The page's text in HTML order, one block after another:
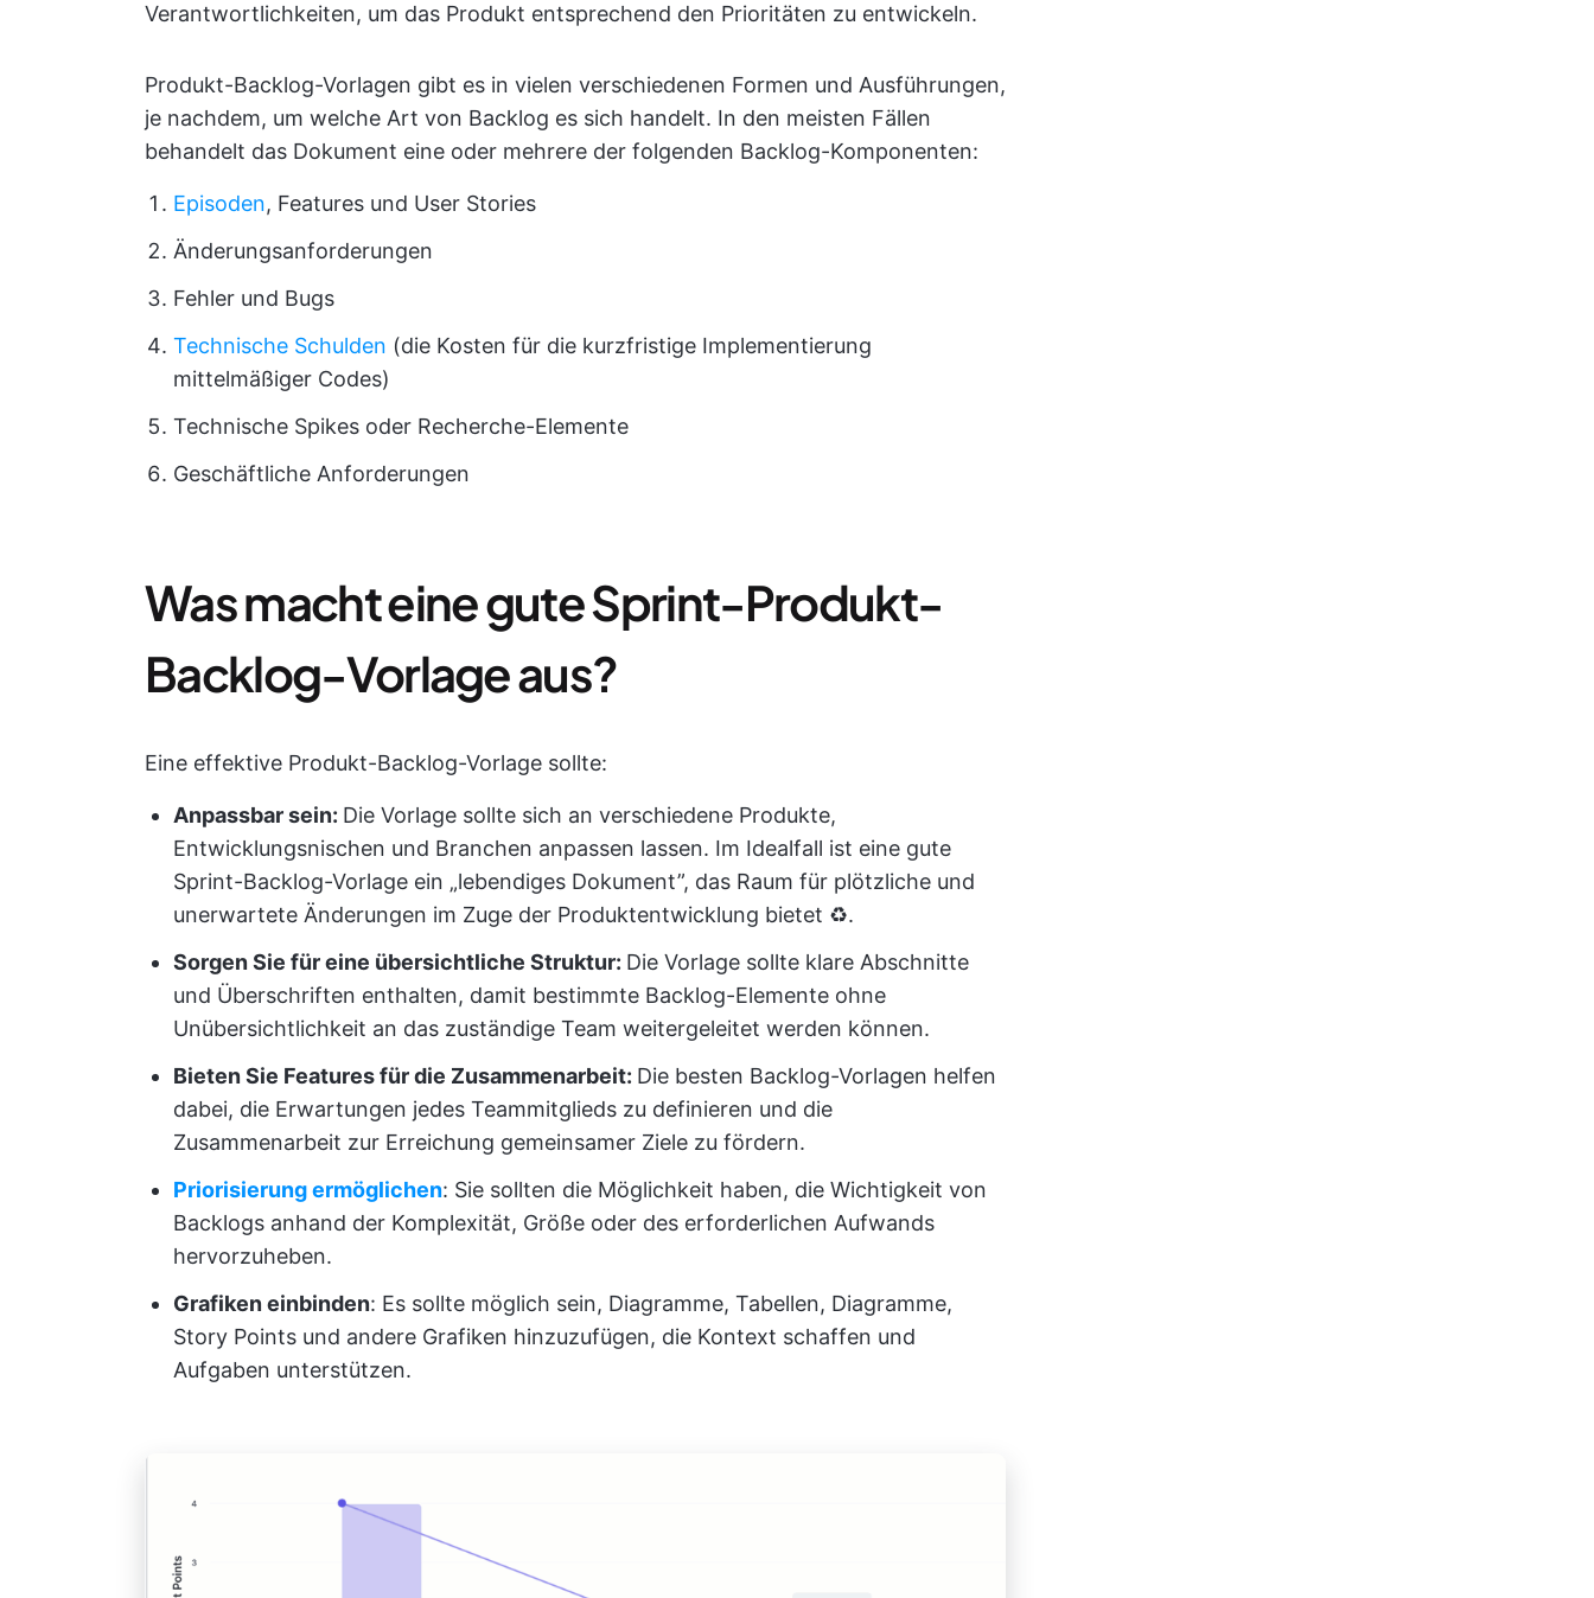
Verantwortlichkeiten, um das Produkt entsprechend den Prioritäten zu entwickeln.
Produkt-Backlog-Vorlagen gibt es in vielen verschiedenen Formen und Ausführungen,
je nachdem, um welche Art von Backlog es sich handelt. In den meisten Fällen
behandelt das Dokument eine oder mehrere der folgenden Backlog-Komponenten:
Episoden, Features und User Stories
Änderungsanforderungen
Fehler und Bugs
Technische Schulden (die Kosten für die kurzfristige Implementierung
mittelmäßiger Codes)
Technische Spikes oder Recherche-Elemente
Geschäftliche Anforderungen
Was macht eine gute Sprint-Produkt-
Backlog-Vorlage aus?
Eine effektive Produkt-Backlog-Vorlage sollte:
Anpassbar sein: Die Vorlage sollte sich an verschiedene Produkte,
Entwicklungsnischen und Branchen anpassen lassen. Im Idealfall ist eine gute
Sprint-Backlog-Vorlage ein „lebendiges Dokument”, das Raum für plötzliche und
unerwartete Änderungen im Zuge der Produktentwicklung bietet ♻️.
Sorgen Sie für eine übersichtliche Struktur: Die Vorlage sollte klare Abschnitte
und Überschriften enthalten, damit bestimmte Backlog-Elemente ohne
Unübersichtlichkeit an das zuständige Team weitergeleitet werden können.
Bieten Sie Features für die Zusammenarbeit: Die besten Backlog-Vorlagen helfen
dabei, die Erwartungen jedes Teammitglieds zu definieren und die
Zusammenarbeit zur Erreichung gemeinsamer Ziele zu fördern.
Priorisierung ermöglichen: Sie sollten die Möglichkeit haben, die Wichtigkeit von
Backlogs anhand der Komplexität, Größe oder des erforderlichen Aufwands
hervorzuheben.
Grafiken einbinden: Es sollte möglich sein, Diagramme, Tabellen, Diagramme,
Story Points und andere Grafiken hinzuzufügen, die Kontext schaffen und
Aufgaben unterstützen.